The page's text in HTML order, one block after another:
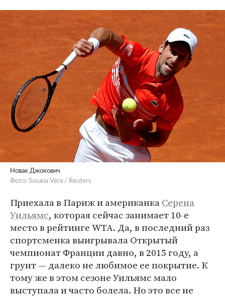
Новак Джокович
Фото: Susana Vera / Reuters
Приехала в Париж и американкаСерена
Уильямс, которая сейчас занимает 10-е
место в рейтинге WTA. Да, в последний раз
спортсменка выигрывала Открытый
чемпионат Франции давно, в 2015 году, а
грунт — далеко не любимое ее покрытие. К
тому же в этом сезоне Уильямс мало
выступала и часто болела. Но это все не